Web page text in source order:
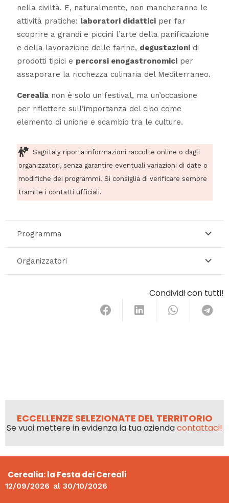
nella civiltà. E, naturalmente, non mancheranno le
attività pratiche: laboratori didatticiper far
scoprire a grandi e piccini l’arte della panificazione
e della lavorazione delle farine, degustazionidi
prodotti tipici e percorsi enogastronomiciper
assaporare la ricchezza culinaria del Mediterraneo.
Cerealianon è solo un festival, ma un’occasione
per riflettere sull’importanza del cibo come
elemento di unione e scambio tra le culture.
Sagritaly riporta informazioni raccolte online o dagli
organizzatori, senza garantire eventuali variazioni di date o
modifiche dei programmi. Si consiglia di verificare sempre
tramite i contatti ufficiali.
Programma
Organizzatori
Condividi con tutti!
ECCELLENZE SELEZIONATE DEL TERRITORIO
Se vuoi mettere in evidenza la tua aziendacontattaci!
Cerealia: la Festa dei Cereali
12/09/2026 al 30/10/2026